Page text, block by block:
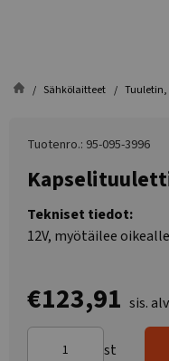
Sähkölaitteet
Tuotenro.: 95-095-3996
Tekniset tiedot:
12V, myötäilee oikealle
€123,91 sis. alv
st